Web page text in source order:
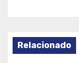
Relacionado